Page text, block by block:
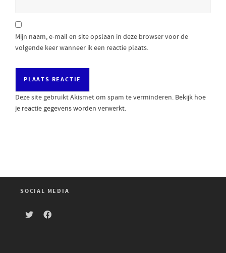
Mijn naam, e-mail en site opslaan in deze browser voor de
volgende keer wanneer ik een reactie plaats.
Deze site gebruikt Akismet om spam te verminderen. Bekijk hoe
je reactie gegevens worden verwerkt.
SOCIAL MEDIA